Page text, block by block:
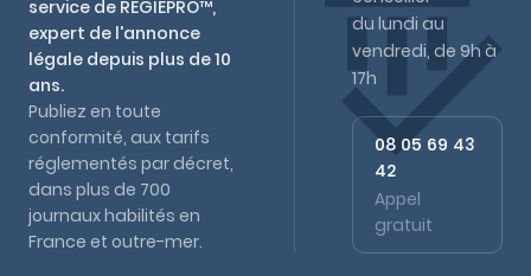
service de REGIEPRO™,
expert de l'annonce
légale depuis plus de 10
ans.
Publiez en toute
conformité, aux tarifs
réglementés par décret,
dans plus de 700
journaux habilités en
France et outre-mer.
du lundi au
vendredi, de 9h à
17h
08 05 69 43
42
Appel
gratuit